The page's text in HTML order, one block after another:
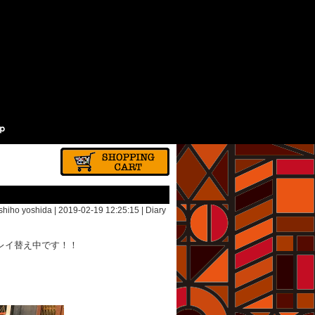
yoshida | 2019-02-19 12:25:15 | Diary
替え中です！！